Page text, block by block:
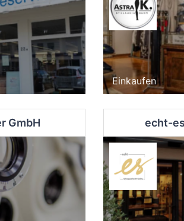
Einkaufen
GmbH echt-